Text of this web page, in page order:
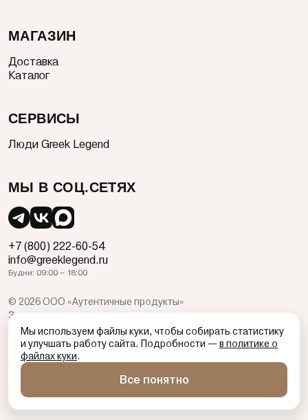
МАГАЗИН
Доставка
Каталог
СЕРВИСЫ
Люди Greek Legend
МЫ В СОЦ.СЕТЯХ
+7 (800) 222-60-54
info@greeklegend.ru
Будни: 09:00 – 18:00
© 2026ООО «Аутентичные продукты»
Зона, время, товары и предложения доставки и подписки
ограничены. Организатор, продавец и организатор
информационных услуг ООО «Аутентичные Продукты» ОГРН
1247700290309, 109548, Адрес: 101000, г. Москва,
Тургеневская пл., д. 2
Политика защиты и обработки персональных данных
Мы используем файлы куки, чтобы собирать статистику
и улучшать работу сайта. Подробности — в политике о
файлах куки.
Все понятно